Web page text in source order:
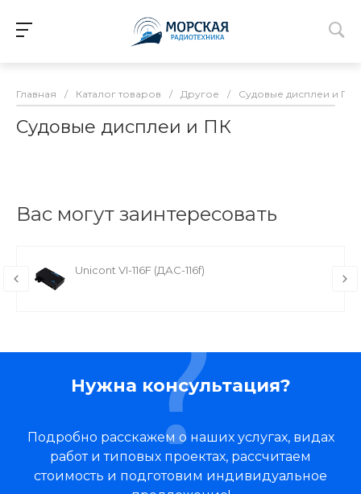
Главная / Каталог товаров / Другое / Судовые дисплеи и ПК
Судовые дисплеи и ПК
Вас могут заинтересовать
Unicont VI-116F (ДАС-116f)
Нужна консультация?
Подробно расскажем о наших услугах, видах
работ и типовых проектах, рассчитаем
стоимость и подготовим индивидуальное